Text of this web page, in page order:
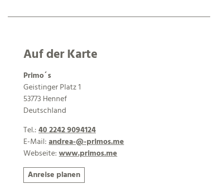
Auf der Karte
Primo´s
Geistinger Platz 1
53773 Hennef
Deutschland
Tel.:40 2242 9094124
E-Mail:andrea-@-primos.me
Webseite:www.primos.me
Anreise planen